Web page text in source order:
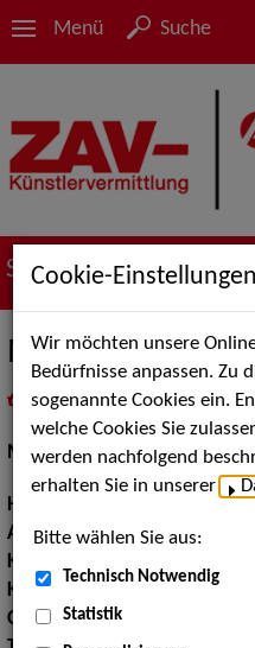
Menü Suche
Suche nach
Meiko M.
inMeine Merklistelegen
Models / Werbung:
Haarfarbe:
Augenfarbe:grün, braun
Körpergröße:
Konfektionsgröße:
Oberweite:80
Cookie-Einstellungen
Wir möchten unsere
Bedürfnisse anpassen. Zu
sogenannte Cookies ein.
welche Cookies Sie
werden nachfolgend
erhalten Sie in unserer
Bitte wählen Sie aus:
Technisch Notwendig
Statistik